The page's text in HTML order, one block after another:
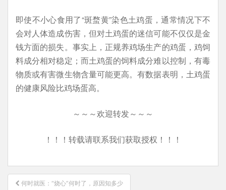
即使不小心食用了“斑蝥黄”染色土鸡蛋，通常情况下不
会对人体造成伤害，但对土鸡蛋的迷信可能不仅仅是金
钱方面的损失。事实上，正规养鸡场生产的鸡蛋，鸡饲
料成分相对稳定；而土鸡蛋的饲料成分难以控制，有毒
物质或有害微生物含量可能更高。有数据表明，土鸡蛋
的健康风险比鸡场蛋高。
～～～欢迎转发～～～
！！！转载请联系我们获取授权！！！
文 何时就医：“烧心”何时了，原因知多少